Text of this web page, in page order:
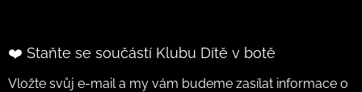
❤️ Staňte se součástí Klubu Dítě v botě
Vložte svůj e-mail a my vám budeme zasílat informace o